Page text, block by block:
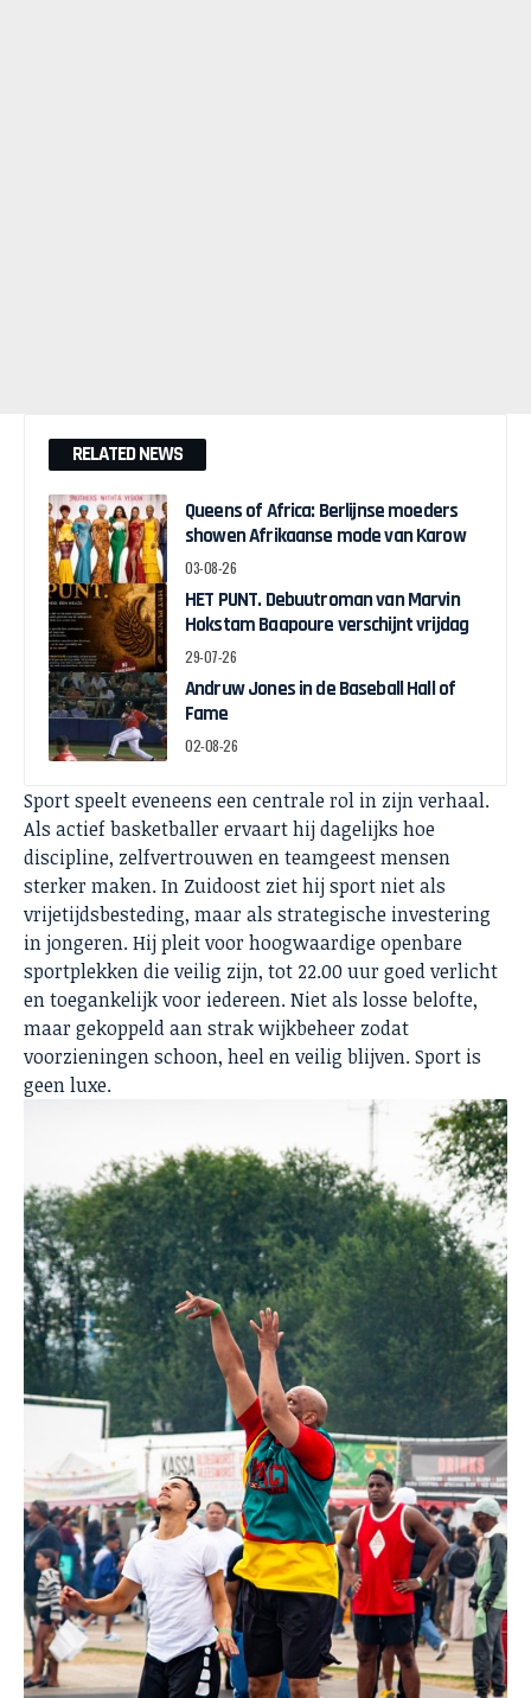
RELATED NEWS
Queens of Africa: Berlijnse moeders
showen Afrikaanse mode van Karow
03-08-26
HET PUNT. Debuutroman van Marvin
Hokstam Baapoure verschijnt vrijdag
29-07-26
Andruw Jones in de Baseball Hall of
Fame
02-08-26
Sport speelt eveneens een centrale rol in zijn verhaal.
Als actief basketballer ervaart hij dagelijks hoe
discipline, zelfvertrouwen en teamgeest mensen
sterker maken. In Zuidoost ziet hij sport niet als
vrijetijdsbesteding, maar als strategische investering
in jongeren. Hij pleit voor hoogwaardige openbare
sportplekken die veilig zijn, tot 22.00 uur goed verlicht
en toegankelijk voor iedereen. Niet als losse belofte,
maar gekoppeld aan strak wijkbeheer zodat
voorzieningen schoon, heel en veilig blijven. Sport is
geen luxe.